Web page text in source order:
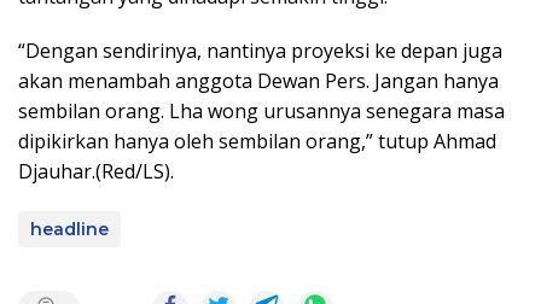
“Dengan sendirinya, nantinya proyeksi ke depan juga
akan menambah anggota Dewan Pers. Jangan hanya
sembilan orang. Lha wong urusannya senegara masa
dipikirkan hanya oleh sembilan orang,” tutup Ahmad
Djauhar.(Red/LS).
headline